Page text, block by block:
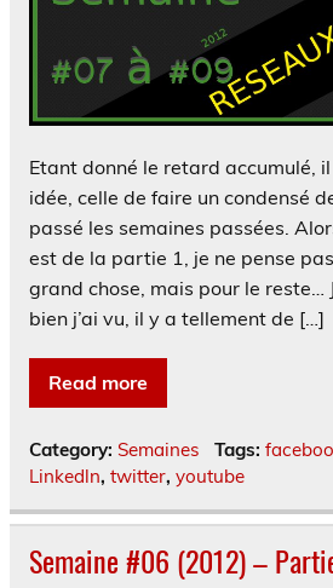
Etant donné le retard accumulé, il
idée, celle de faire un condensé
passé les semaines passées.
est de la partie 1, je ne pense
grand chose, mais pour le
bien j’ai vu, il y a tellement de […]
Read more
Category: Semaines Tags:
Linkedln, twitter, youtube
Semaine #06 (2012) –